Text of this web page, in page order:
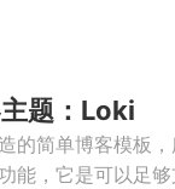
题：Loki
的简单博客模板
能，它是可以足